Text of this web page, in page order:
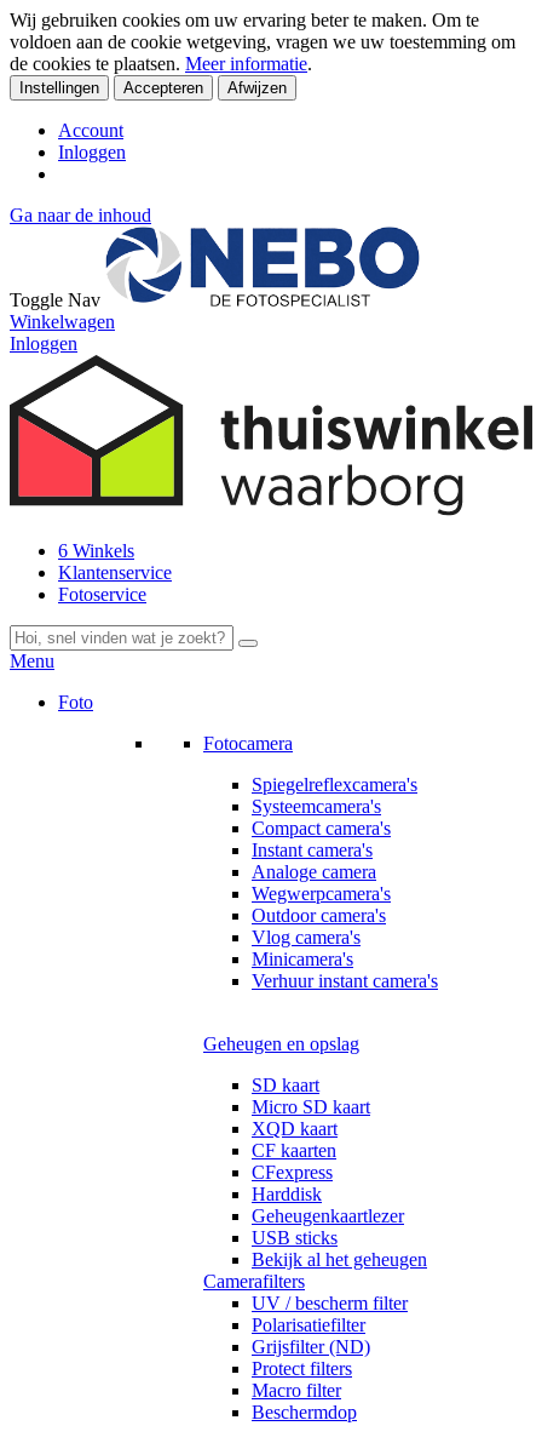
Wij gebruiken cookies om uw ervaring beter te maken. Om te
voldoen aan de cookie wetgeving, vragen we uw toestemming om
de cookies te plaatsen. Meer informatie.
Instellingen Accepteren Afwijzen
Account
Inloggen
Ga naar de inhoud
Toggle Nav
Winkelwagen
Inloggen
6 Winkels
Klantenservice
Fotoservice
Menu
Foto
Fotocamera
Spiegelreflexcamera's
Systeemcamera's
Compact camera's
Instant camera's
Analoge camera
Wegwerpcamera's
Outdoor camera's
Vlog camera's
Minicamera's
Verhuur instant camera's
Geheugen en opslag
SD kaart
Micro SD kaart
XQD kaart
CF kaarten
CFexpress
Harddisk
Geheugenkaartlezer
USB sticks
Bekijk al het geheugen
Camerafilters
UV / bescherm filter
Polarisatiefilter
Grijsfilter (ND)
Protect filters
Macro filter
Beschermdop